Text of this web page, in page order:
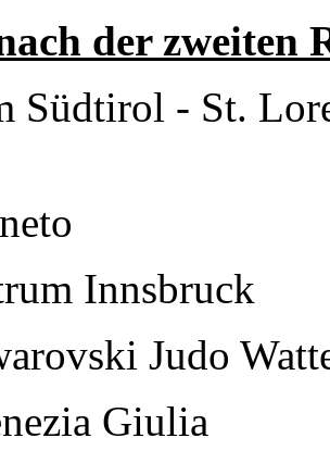
der zweiten
Südtirol - St.
Veneto 9
Judo